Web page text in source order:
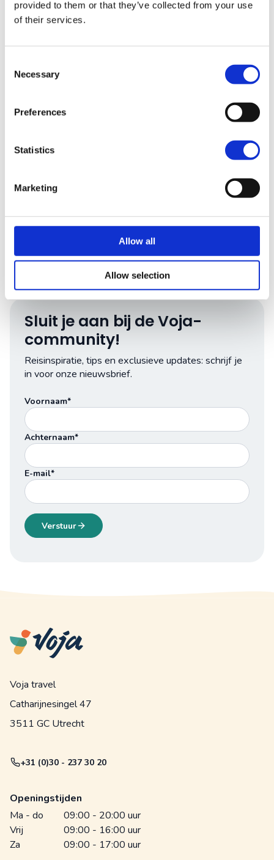
provided to them or that they’ve collected from your use
of their services.
Selection
Necessary
Preferences
Statistics
Marketing
Allow all
Allow selection
Vragen of persoonlijk
Een van onze travel designers helpt je graag
verder.
Gratis reisvoorstel aanvragen
Sluit je aan bij de Voja-
community!
Reisinspiratie, tips en exclusieve updates: schrijf je
in voor onze nieuwsbrief.
Voornaam*
Achternaam*
E-mail*
Verstuur
Voja travel
Catharijnesingel 47
3511 GC Utrecht
+31 (0)30 - 237 30 20
Openingstijden
Ma - do
09:00 - 20:00 uur
Vrij
09:00 - 16:00 uur
Za
09:00 - 17:00 uur